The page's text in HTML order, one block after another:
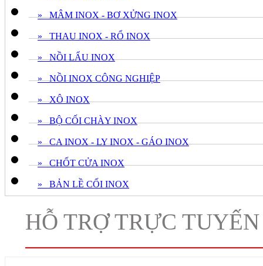
» MÂM INOX - BƠ XỬNG INOX
» THAU INOX - RỔ INOX
» NỒI LẨU INOX
» NỒI INOX CÔNG NGHIỆP
» XÔ INOX
» BỘ CỐI CHÀY INOX
» CA INOX - LY INOX - GÁO INOX
» CHỐT CỬA INOX
» BẢN LỀ CỐI INOX
HỖ TRỢ TRỰC TUYẾN